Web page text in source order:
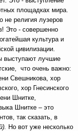
площадках мира.
не религия лузеров
Это - совершенно
культура и
цивилизации.
выступают лучшие
что очень важно:
Свешникова, хор
хор Гнесинского
Шнитке,
Шнитке – это
так сказать, в
Но вот уже несколько